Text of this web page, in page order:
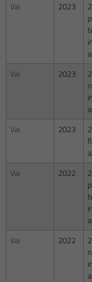
Vai
2023
Vai
2023
Vai
2023
Vai
2022
Vai 2022